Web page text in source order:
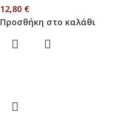
12,80 €
Προσθήκη στο καλάθι